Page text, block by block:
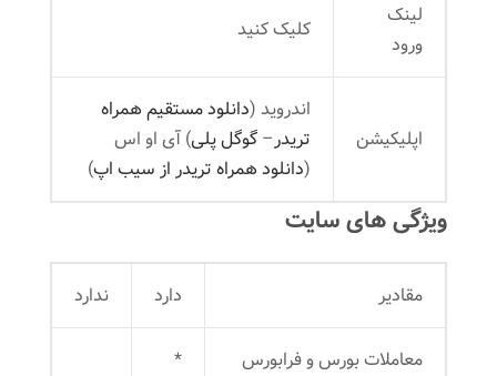
لینک
ورود
کلیک کنید
اپلیکیشن
اندروید (دانلود مستقیم همراه
تریدر– گوگل پلی) آی او اس
(دانلود همراه تریدر از سیب اپ)
ویژگی های سایت
مقادیر دارد ندارد
معاملات بورس و فرابورس *